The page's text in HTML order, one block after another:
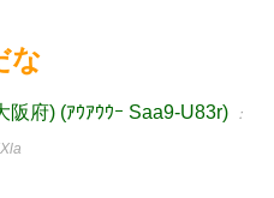
な
府) (ｱｳｱｳｳｰ Saa9-U83r) ：